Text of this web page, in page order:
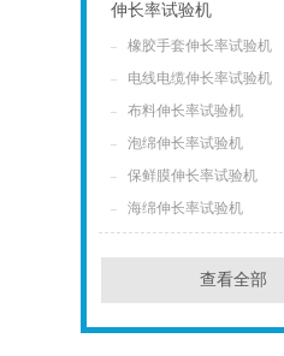
伸长率试验机
橡胶手套伸长率试验机
电线电缆伸长率试验机
布料伸长率试验机
泡绵伸长率试验机
保鲜膜伸长率试验机
海绵伸长率试验机
查看全部